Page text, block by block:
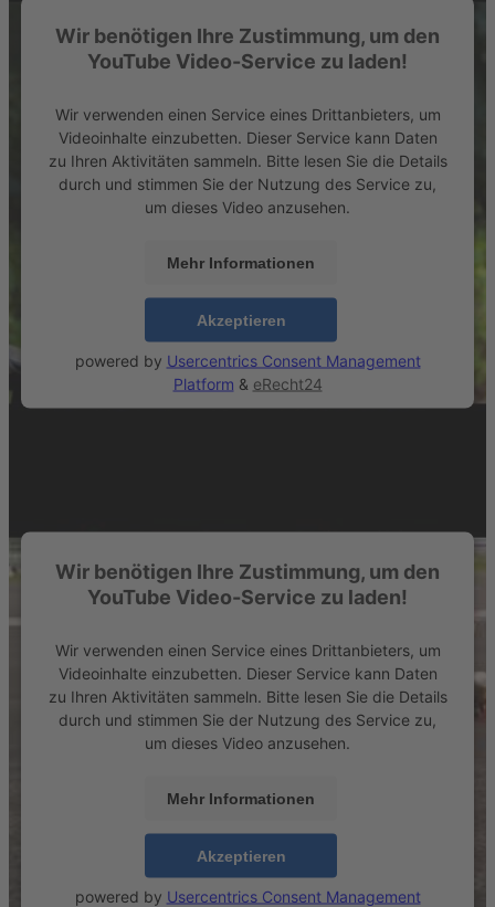
Wir benötigen Ihre Zustimmung, um den
YouTube Video-Service zu laden!
Wir verwenden einen Service eines Drittanbieters, um
Videoinhalte einzubetten. Dieser Service kann Daten
zu Ihren Aktivitäten sammeln. Bitte lesen Sie die Details
durch und stimmen Sie der Nutzung des Service zu,
um dieses Video anzusehen.
Mehr Informationen
Akzeptieren
powered by Usercentrics Consent Management
Platform & eRecht24
Wir benötigen Ihre Zustimmung, um den
YouTube Video-Service zu laden!
Wir verwenden einen Service eines Drittanbieters, um
Videoinhalte einzubetten. Dieser Service kann Daten
zu Ihren Aktivitäten sammeln. Bitte lesen Sie die Details
durch und stimmen Sie der Nutzung des Service zu,
um dieses Video anzusehen.
Mehr Informationen
Akzeptieren
powered by Usercentrics Consent Management